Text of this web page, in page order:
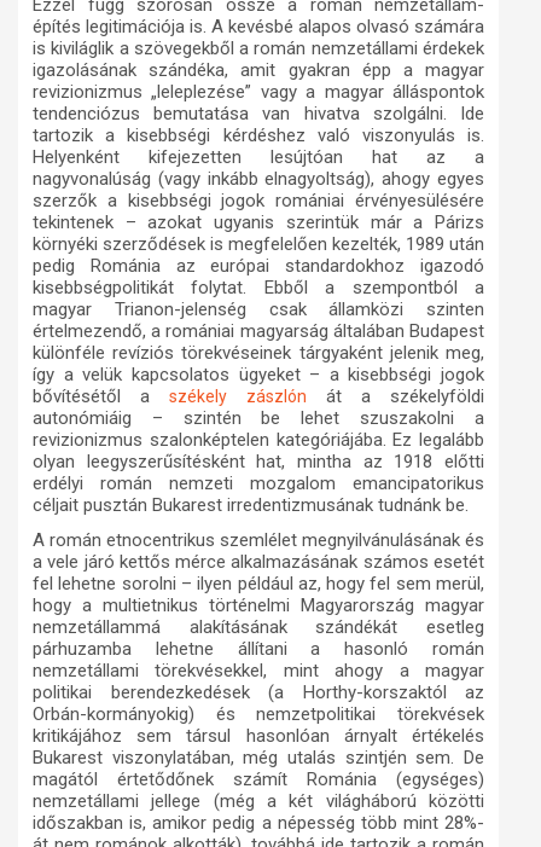
Ezzel függ szorosan össze a román nemzetállam-
építés legitimációja is. A kevésbé alapos olvasó számára
is kiviláglik a szövegekből a román nemzetállami érdekek
igazolásának szándéka, amit gyakran épp a magyar
revizionizmus „leleplezése” vagy a magyar álláspontok
tendenciózus bemutatása van hivatva szolgálni. Ide
tartozik a kisebbségi kérdéshez való viszonyulás is.
Helyenként kifejezetten lesújtóan hat az a
nagyvonalúság (vagy inkább elnagyoltság), ahogy egyes
szerzők a kisebbségi jogok romániai érvényesülésére
tekintenek – azokat ugyanis szerintük már a Párizs
környéki szerződések is megfelelően kezelték, 1989 után
pedig Románia az európai standardokhoz igazodó
kisebbségpolitikát folytat. Ebből a szempontból a
magyar Trianon-jelenség csak államközi szinten
értelmezendő, a romániai magyarság általában Budapest
különféle revíziós törekvéseinek tárgyaként jelenik meg,
így a velük kapcsolatos ügyeket – a kisebbségi jogok
bővítésétől aszékely zászlón át a székelyföldi
autonómiáig – szintén be lehet szuszakolni a
revizionizmus szalonképtelen kategóriájába. Ez legalább
olyan leegyszerűsítésként hat, mintha az 1918 előtti
erdélyi román nemzeti mozgalom emancipatorikus
céljait pusztán Bukarest irredentizmusának tudnánk be.
A román etnocentrikus szemlélet megnyilvánulásának és
a vele járó kettős mérce alkalmazásának számos esetét
fel lehetne sorolni – ilyen például az, hogy fel sem merül,
hogy a multietnikus történelmi Magyarország magyar
nemzetállammá alakításának szándékát esetleg
párhuzamba lehetne állítani a hasonló román
nemzetállami törekvésekkel, mint ahogy a magyar
politikai berendezkedések (a Horthy-korszaktól az
Orbán-kormányokig) és nemzetpolitikai törekvések
kritikájához sem társul hasonlóan árnyalt értékelés
Bukarest viszonylatában, még utalás szintjén sem. De
magától értetődőnek számít Románia (egységes)
nemzetállami jellege (még a két világháború közötti
időszakban is, amikor pedig a népesség több mint 28%-